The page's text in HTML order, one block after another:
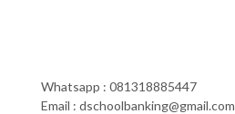
Whatsapp : 081318885447
Email : dschoolbanking@gmail.com